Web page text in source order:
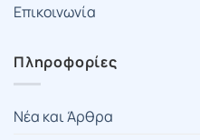
Επικοινωνία
Πληροφορίες
Νέα και Άρθρα